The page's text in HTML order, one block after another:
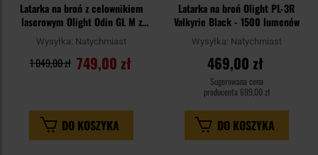
Latarka na broń z celownikiem
laserowym Olight Odin GL M z
montażem - 1500 lumenów.
Green Laser
Wysyłka: Natychmiast
749,00 zł
1 049,00 zł
DO KOSZYKA
Latarka na broń Olight PL-3R
Valkyrie Black - 1500 lumenów
Wysyłka: Natychmiast
469,00 zł
Sugerowana cena
producenta 699,00 zł
DO KOSZYKA